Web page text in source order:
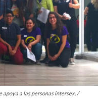
apoya a las personas intersex. /